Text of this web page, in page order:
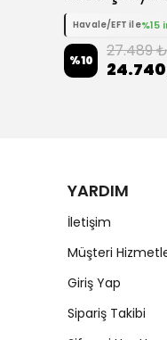
Havale/EFT ile%15
%10 27.489 ₺
YARDIM
İletişim
Müşteri
Giriş Yap
Sipariş Takibi